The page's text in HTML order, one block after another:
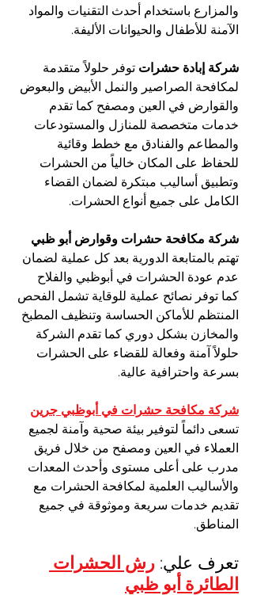
والمزارع باستخدام أحدث التقنيات والمواد
الآمنة للأطفال والحيوانات الأليفة.
شركة إبادة حشرات توفر حلولاً متقدمة
لمكافحة الصراصير والنمل الأبيض والبعوض
والقوارض في العين ومصفح كما تقدم
خدمات متخصصة للمنازل والمستودعات
والمطاعم والفنادق مع خطط وقائية
للحفاظ على المكان خالياً من الحشرات
وتطبيق أساليب مبتكرة لضمان القضاء
الكامل على جميع أنواع الحشرات.
شركة مكافحة حشرات وقوارض أبو ظبي
تهتم بالمتابعة الدورية بعد كل عملية لضمان
عدم عودة الحشرات في أبوظبي والفلاح
كما توفر نصائح عملية للوقاية تشمل الفحص
المنتظم للأماكن الحساسة وتنظيف المطبخ
والمخازن بشكل دوري كما تقدم الشركة
حلولاً آمنة وفعالة للقضاء على الحشرات
بسرعة واحترافية عالية.
شركة مكافحة حشرات في أبوظبي جرين
تسعى دائماً لتوفير بيئة صحية وآمنة لجميع
العملاء في العين ومصفح من خلال فريق
مدرب على أعلى مستوى وأحدث المعدات
والأساليب العلمية لمكافحة الحشرات مع
تقديم خدمات سريعة وموثوقة في جميع
المناطق.
تعرف علي: رش الحشرات
الطائرة أبو ظبي